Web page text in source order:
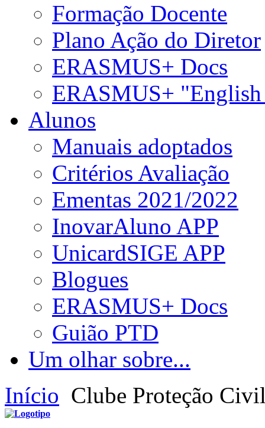
Formação Docente
Plano Ação do Diretor
ERASMUS+ Docs
ERASMUS+
Alunos
Manuais adoptados
Critérios Avaliação
Ementas 2021/2022
InovarAluno APP
UnicardSIGE APP
Blogues
ERASMUS+ Docs
Guião PTD
Um olhar sobre...
Início Clube Proteção